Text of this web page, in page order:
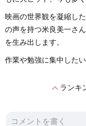
映画の世界観を凝縮し
の声を持つ米良美一さ
を生み出します。
作業や勉強に集中したい
expand_lessランキ